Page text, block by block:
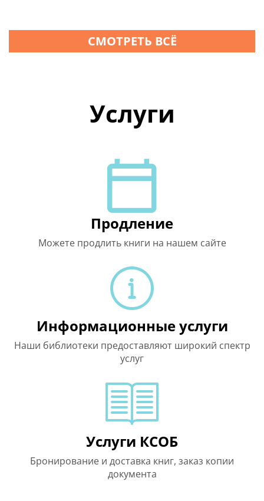
СМОТРЕТЬ ВСЁ
Услуги
Продление
Можете продлить книги на нашем сайте
Информационные услуги
Наши библиотеки предоставляют широкий спектр
услуг
Услуги КСОБ
Бронирование и доставка книг, заказ копии
документа